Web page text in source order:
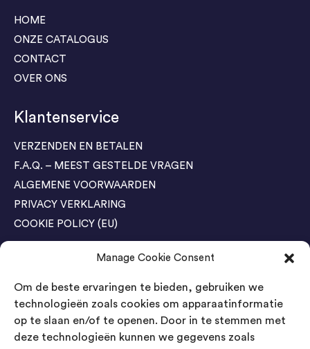
Manage Cookie Consent
Om de beste ervaringen te bieden, gebruiken we
technologieën zoals cookies om apparaatinformatie
op te slaan en/of te openen. Door in te stemmen met
deze technologieën kunnen we gegevens zoals
HOME
ONZE CATALOGUS
CONTACT
OVER ONS
Klantenservice
VERZENDEN EN BETALEN
F.A.Q. – MEEST GESTELDE VRAGEN
ALGEMENE VOORWAARDEN
PRIVACY VERKLARING
COOKIE POLICY (EU)
Agenda Trade Shows
04-05 November / SVG FAIR Winterswijk
Bestel GRATIS kaarten
Bestel GRATIS kaarten